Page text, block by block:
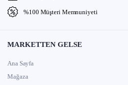
%100 Müşteri Memnuniyeti
MARKETTEN GELSE
Ana Sayfa
Mağaza